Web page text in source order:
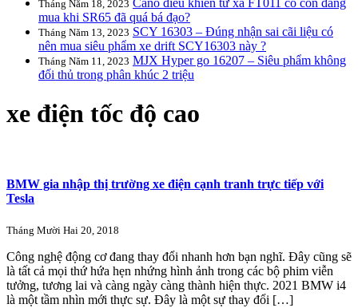
Tháng Năm 18, 2023 Cano điều khiển từ xa FT011 có còn đáng
mua khi SR65 đã quá bá đạo?
Tháng Năm 13, 2023 SCY 16303 – Đúng nhận sai cãi liệu có
nên mua siêu phẩm xe drift SCY16303 này ?
Tháng Năm 11, 2023 MJX Hyper go 16207 – Siêu phẩm không
đối thủ trong phân khúc 2 triệu
xe điện tốc độ cao
BMW gia nhập thị trường xe điện cạnh tranh trực tiếp với
Tesla
Tháng Mười Hai 20, 2018
Công nghệ động cơ đang thay đổi nhanh hơn bạn nghĩ. Đây cũng sẽ
là tất cả mọi thứ hứa hẹn nhứng hình ảnh trong các bộ phim viễn
tưởng, tương lai và càng ngày càng thành hiện thực. 2021 BMW i4
là một tầm nhìn mới thực sự. Đây là một sự thay đổi […]